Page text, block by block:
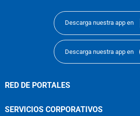
Descarga nuestra app en
Descarga nuestra app en
RED DE PORTALES
SERVICIOS CORPORATIVOS